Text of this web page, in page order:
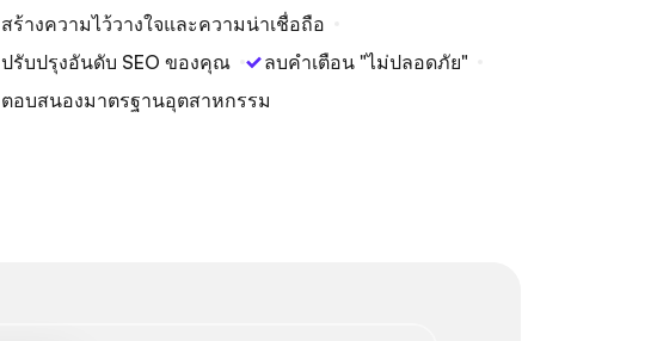
สร้างความไว้วางใจและความน่าเชื่อถือ
ปรับปรุงอันดับ SEO ของคุณ
ลบคำเตือน "ไม่ปลอดภัย"
ตอบสนองมาตรฐานอุตสาหกรรม